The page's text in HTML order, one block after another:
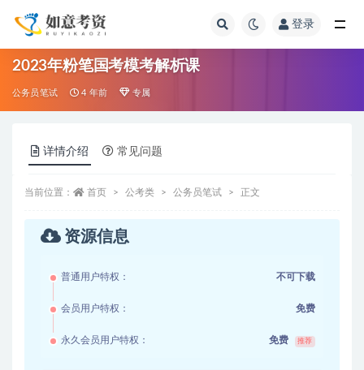
登录
2023年粉笔国考模考解析课
公务员笔试 4 年前 专属
详情介绍 常见问题
当前位置： 首页 公考类 公务员笔试 正文
资源信息
普通用户特权： 不可下载
会员用户特权： 免费
永久会员用户特权： 免费 推荐